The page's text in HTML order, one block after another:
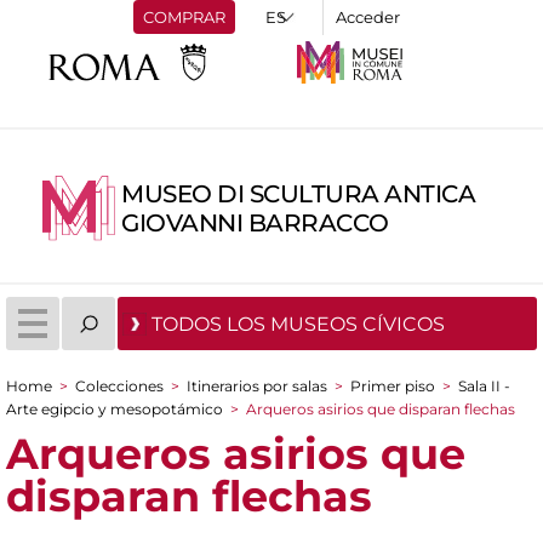
COMPRAR Acceder
MUSEO DI SCULTURA ANTICA
GIOVANNI BARRACCO
TODOS LOS MUSEOS CÍVICOS
You are here
Home > Colecciones > Itinerarios por salas > Primer piso > Sala II -
Arte egipcio y mesopotámico > Arqueros asirios que disparan flechas
Arqueros asirios que
disparan flechas